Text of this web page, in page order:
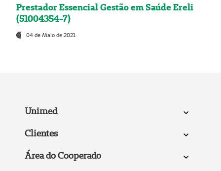
Prestador Essencial Gestão em Saúde Ereli
(51004354-7)
04 de Maio de 2021
Unimed
Clientes
Área do Cooperado